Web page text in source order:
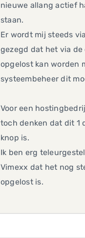
nieuwe allang actief
staan.
Er wordt mij steeds
gezegd dat het via
opgelost kan worden
systeembeheer dit
Voor een
toch denken dat dit 1
knop is.
Ik ben erg
Vimexx dat het nog
opgelost is.